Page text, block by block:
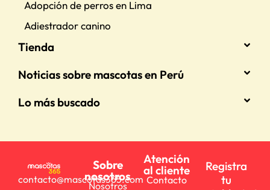
Adopción de perros en Lima
Adiestrador canino
Tienda
Noticias sobre mascotas en Perú
Lo más buscado
contacto@mascotas365.com
Sobre
nosotros
Nosotros
Atención
al cliente
Contacto
Registra
tu